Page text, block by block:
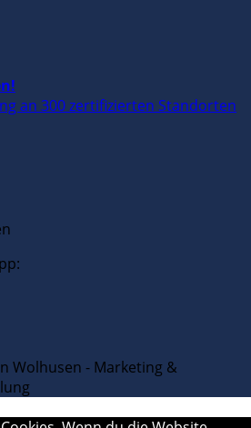
an 300 zertifizierten Standorten
Wolhusen - Marketing &